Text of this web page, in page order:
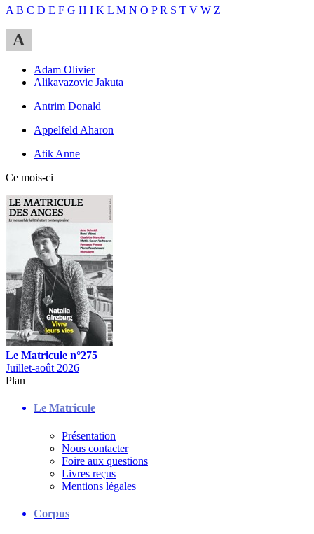
A B C D E F G H I K L M N O P R S T V W Z
A
Adam Olivier
Alikavazovic Jakuta
Antrim Donald
Appelfeld Aharon
Atik Anne
Ce mois-ci
Le Matricule n°275
Juillet-août 2026
Plan
Le Matricule
Présentation
Nous contacter
Foire aux questions
Livres reçus
Mentions légales
Corpus